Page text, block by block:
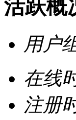
活跃概
用户
在线
注册